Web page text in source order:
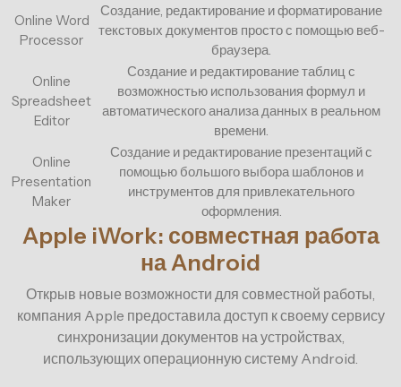
Online Word
Processor
Создание, редактирование и форматирование
текстовых документов просто с помощью веб-
браузера.
Online
Spreadsheet
Editor
Создание и редактирование таблиц с
возможностью использования формул и
автоматического анализа данных в реальном
времени.
Online
Presentation
Maker
Создание и редактирование презентаций с
помощью большого выбора шаблонов и
инструментов для привлекательного
оформления.
Apple iWork: совместная работа
на Android
Открыв новые возможности для совместной работы,
компания Apple предоставила доступ к своему сервису
синхронизации документов на устройствах,
использующих операционную систему Android.